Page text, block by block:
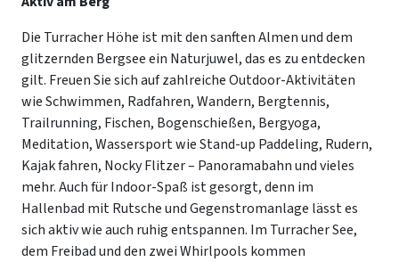
Die Turracher Höhe ist mit den sanften Almen und dem
glitzernden Bergsee ein Naturjuwel, das es zu entdecken
gilt. Freuen Sie sich auf zahlreiche Outdoor-Aktivitäten
wie Schwimmen, Radfahren, Wandern, Bergtennis,
Trailrunning, Fischen, Bogenschießen, Bergyoga,
Meditation, Wassersport wie Stand-up Paddeling, Rudern,
Kajak fahren, Nocky Flitzer – Panoramabahn und vieles
mehr. Auch für Indoor-Spaß ist gesorgt, denn im
Hallenbad mit Rutsche und Gegenstromanlage lässt es
sich aktiv wie auch ruhig entspannen. Im Turracher See,
dem Freibad und den zwei Whirlpools kommen